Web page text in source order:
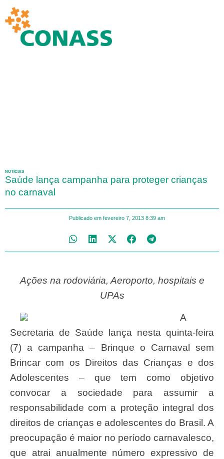
NOTÍCIAS
Saúde lança campanha para proteger crianças
no carnaval
Publicado em fevereiro 7, 2013 8:39 am
Ações na rodoviária, Aeroporto, hospitais e
UPAs
A
Secretaria de Saúde lança nesta quinta-feira
(7) a campanha – Brinque o Carnaval sem
Brincar com os Direitos das Crianças e dos
Adolescentes – que tem como objetivo
convocar a sociedade para assumir a
responsabilidade com a proteção integral dos
direitos de crianças e adolescentes do Brasil. A
preocupação é maior no período carnavalesco,
que atrai anualmente número expressivo de